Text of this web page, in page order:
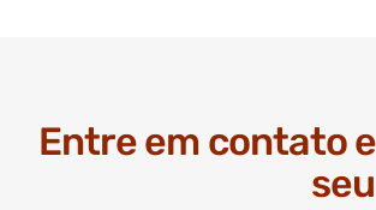
Entre em contato